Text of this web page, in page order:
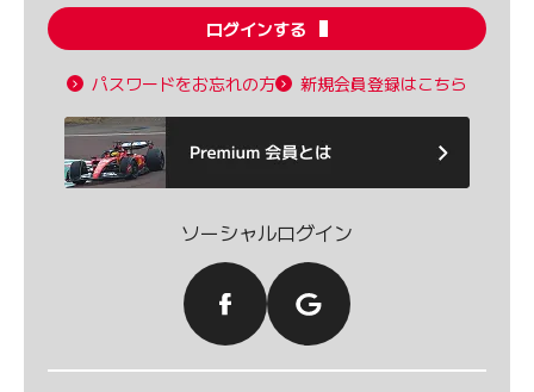
ログインする
パスワードをお忘れの方 新規会員登録はこちら
ソーシャルログイン